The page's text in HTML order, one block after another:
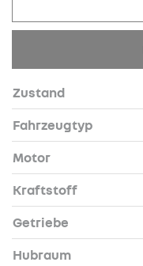
Zustand
Fahrzeugtyp
Motor
Kraftstoff
Getriebe
Hubraum